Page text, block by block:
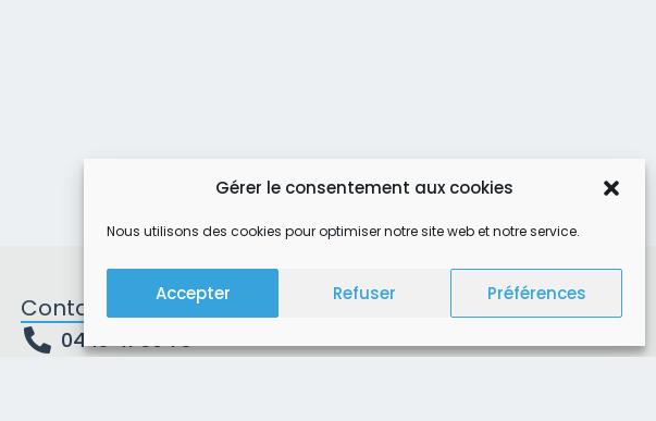
Gérer le consentement aux cookies
Nous utilisons des cookies pour optimiser notre site web et notre service.
Accepter Refuser Préférences
Contact
04 13 41 60 73